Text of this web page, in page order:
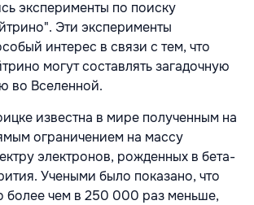
эксперименты по поиску
Эти эксперименты
интерес в связи с тем, что
могут составлять загадочную
во Вселенной.
известна в мире полученным на
ограничением на массу
электронов, рожденных в бета-
Учеными было показано, что
более чем в 250 000 раз меньше,